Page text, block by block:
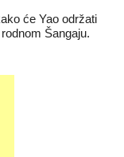
će Yao održati
Šangaju.